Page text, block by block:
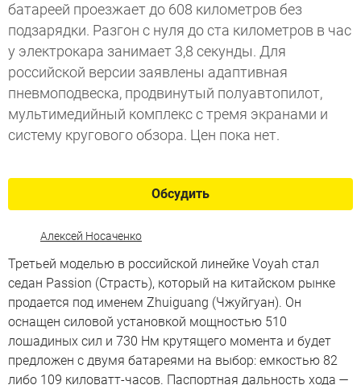
батареей проезжает до 608 километров без
подзарядки. Разгон с нуля до ста километров в час
у электрокара занимает 3,8 секунды. Для
российской версии заявлены адаптивная
пневмоподвеска, продвинутый полуавтопилот,
мультимедийный комплекс с тремя экранами и
систему кругового обзора. Цен пока нет.
Обсудить
Алексей Носаченко
Третьей моделью в российской линейке Voyah стал
седан Passion (Страсть), который на китайском рынке
продается под именем Zhuiguang (Чжуйгуан). Он
оснащен силовой установкой мощностью 510
лошадиных сил и 730 Нм крутящего момента и будет
предложен с двумя батареями на выбор: емкостью 82
либо 109 киловатт-часов. Паспортная дальность хода —